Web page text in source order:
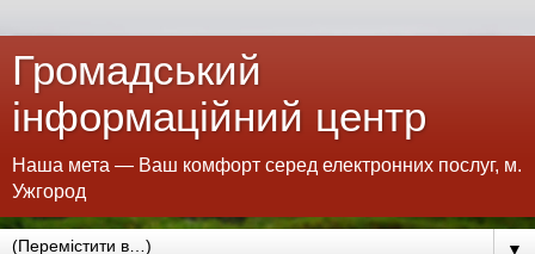
Громадський
інформаційний центр
Наша мета — Ваш комфорт серед електронних послуг, м.
Ужгород
▼